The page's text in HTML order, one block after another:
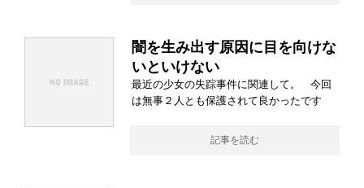
闇を生み出す原因に目を向けな
いといけない
最近の少女の失踪事件に関連して。 今回
は無事２人とも保護されて良かったです
記事を読む